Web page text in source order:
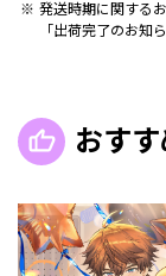
発送時期に関する
「出荷完了のお知
おす